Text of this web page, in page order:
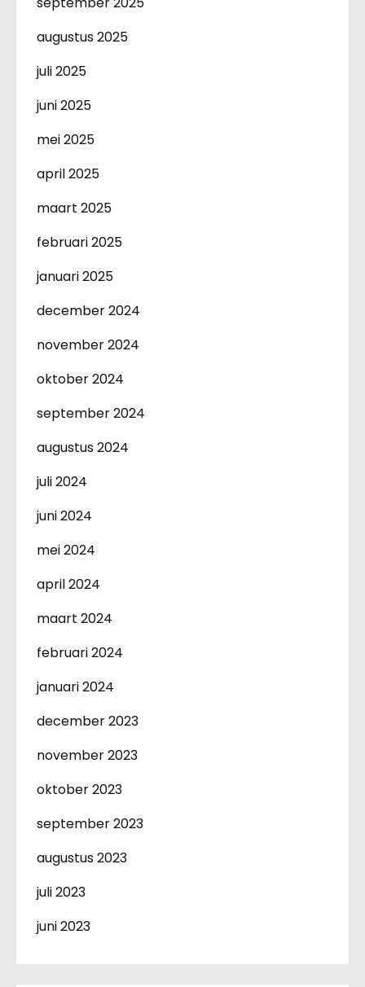
augustus 2025
juli 2025
juni 2025
mei 2025
april 2025
maart 2025
februari 2025
januari 2025
december 2024
november 2024
oktober 2024
september 2024
augustus 2024
juli 2024
juni 2024
mei 2024
april 2024
maart 2024
februari 2024
januari 2024
december 2023
november 2023
oktober 2023
september 2023
augustus 2023
juli 2023
juni 2023